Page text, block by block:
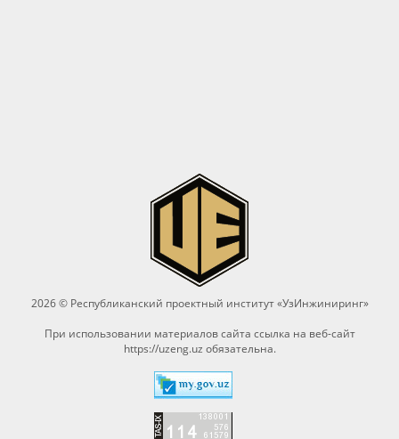
2026 © Республиканский проектный институт «УзИнжиниринг»
При использовании материалов сайта ссылка на веб-сайт
https://uzeng.uz обязательна.